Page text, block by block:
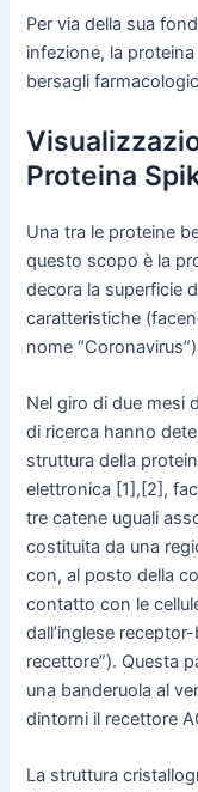
Per via della sua
infezione, la
bersagli
Proteina
Una tra le proteine
questo scopo è la
decora la superficie
caratteristiche
nome
Nel giro di due mesi
di ricerca hanno
struttura della
elettronica [1],[2],
tre catene uguali
costituita da una
con, al posto della
contatto con le
dall’inglese
recettore”). Questa
una banderuola al
dintorni il recettore
La struttura